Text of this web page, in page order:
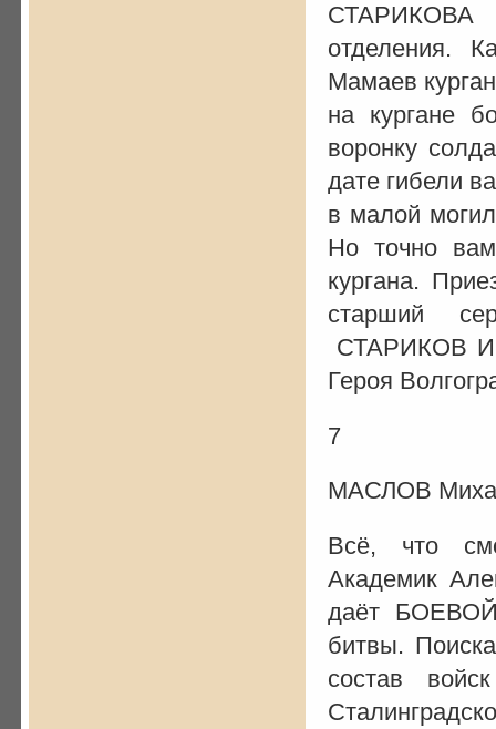
СТАРИКОВА
отделения.
Мамаев
на кургане
воронку
дате гибели
в малой
Но точно
кургана.
старший
СТАРИКОВ
Героя
7
МАСЛОВ
Всё, что
Академик
даёт
битвы.
состав